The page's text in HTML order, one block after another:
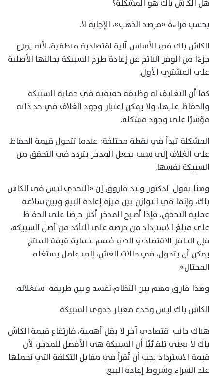
هل الكاش باك هو المشكلة؟
بحسب قراءة «مرصد الذهب»، الإجابة لا.
الكاش باك في الأساس آلية اقتصادية منطقية، لأنه يوزع
جزءًا من الوفر الناتج عن إعادة طرح السبيكة بحالتها الأصلية
على المشتري الأول.
كما أن التغليف له وظيفة حقيقية في حماية السبيكة
والحفاظ عليها، ولا يمكن اعتبار وجود الغلاف في حد ذاته
مؤشرًا على وجود مشكلة.
المشكلة تبدأ في نقطة مختلفة: عندما تتحول قيمة الحفاظ
على الغلاف إلى سبب يجعل المدخر يتردد في التحقق من
السبيكة نفسها.
وهنا يقول الدكتور وليد فاروق إن «التحدي ليس في الكاش
باك، وإنما في التوازن بين ميزة إعادة البيع وبين سلامة
عملية التحقق، فإذا أصبح المدخر أكثر حرصًا على الحفاظ
على مبلغ الاسترداد من حرصه على التأكد من أصل السبيكة،
فإن الحافز الاقتصادي الذي صُمم لحماية قيمة المنتج
يمكن أن يتحول، في حالات الغش، إلى عامل يستغله
المحتال».
وهذا فارق مهم بين النظام نفسه وبين طريقة استغلاله.
الكاش باك ليس وحده معيار جدوى السبيكة
هناك جانب اقتصادي آخر لا يقل أهمية، فارتفاع قيمة الكاش
باك لا يعني تلقائيًا أن السبيكة هي الأفضل للمدخر، لأن
قيمة الاسترداد يجب أن تُقرأ في مقابل التكلفة التي تحملها
عند الشراء وشروط إعادة البيع.